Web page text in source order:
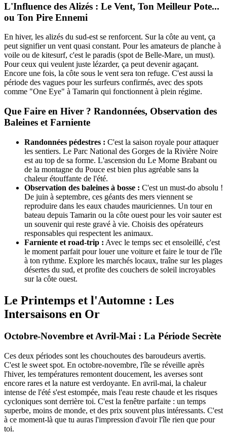
L'Influence des Alizés : Le Vent, Ton Meilleur Pote...
ou Ton Pire Ennemi
En hiver, les alizés du sud-est se renforcent. Sur la côte au vent, ça
peut signifier un vent quasi constant. Pour les amateurs de planche à
voile ou de kitesurf, c'est le paradis (spot de Belle-Mare, un must).
Pour ceux qui veulent juste lézarder, ça peut devenir agaçant.
Encore une fois, la côte sous le vent sera ton refuge. C'est aussi la
période des vagues pour les surfeurs confirmés, avec des spots
comme "One Eye" à Tamarin qui fonctionnent à plein régime.
Que Faire en Hiver ? Randonnées, Observation des
Baleines et Farniente
Randonnées pédestres : C'est la saison royale pour attaquer
les sentiers. Le Parc National des Gorges de la Rivière Noire
est au top de sa forme. L'ascension du Le Morne Brabant ou
de la montagne du Pouce est bien plus agréable sans la
chaleur étouffante de l'été.
Observation des baleines à bosse : C'est un must-do absolu !
De juin à septembre, ces géants des mers viennent se
reproduire dans les eaux chaudes mauriciennes. Un tour en
bateau depuis Tamarin ou la côte ouest pour les voir sauter est
un souvenir qui reste gravé à vie. Choisis des opérateurs
responsables qui respectent les animaux.
Farniente et road-trip : Avec le temps sec et ensoleillé, c'est
le moment parfait pour louer une voiture et faire le tour de l'île
à ton rythme. Explore les marchés locaux, traîne sur les plages
désertes du sud, et profite des couchers de soleil incroyables
sur la côte ouest.
Le Printemps et l'Automne : Les
Intersaisons en Or
Octobre-Novembre et Avril-Mai : La Période Secrète
Ces deux périodes sont les chouchoutes des baroudeurs avertis.
C'est le sweet spot. En octobre-novembre, l'île se réveille après
l'hiver, les températures remontent doucement, les averses sont
encore rares et la nature est verdoyante. En avril-mai, la chaleur
intense de l'été s'est estompée, mais l'eau reste chaude et les risques
cycloniques sont derrière toi. C'est la fenêtre parfaite : un temps
superbe, moins de monde, et des prix souvent plus intéressants. C'est
à ce moment-là que tu auras l'impression d'avoir l'île rien que pour
toi.